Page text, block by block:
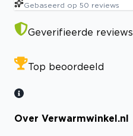
Gebaseerd op 50 reviews
Geverifieerde reviews
Top beoordeeld
Over Verwarmwinkel.nl